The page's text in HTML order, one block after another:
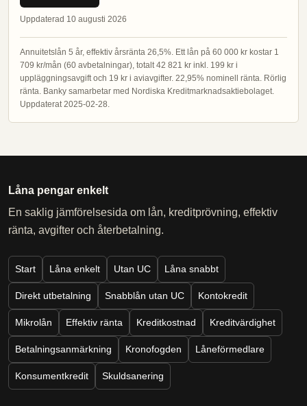
Uppdaterad 10 augusti 2026
Annuitetslån 5 år, effektiv årsränta 26,5%. Ett lån på 60 000 kr kostar 1
709 kr/mån (60 avbetalningar), totalt 42 821 kr inkl. 199 kr i
uppläggningsavgift och 19 kr i aviavgifter. 22,95% nominell ränta. Rörlig
ränta. Banky samarbetar med Nordiska Kreditmarknadsaktiebolaget.
Uppdaterat 2025-02-28.
Låna pengar enkelt
En saklig jämförelsesida om lån, kreditprövning, effektiv
ränta, avgifter och återbetalning.
Start Låna enkelt Utan UC Låna snabbt
Direkt utbetalning Snabblån utan UC Kontokredit
Mikrolån Effektiv ränta Kreditkostnad Kreditvärdighet
Betalningsanmärkning Kronofogden Låneförmedlare
Konsumentkredit Skuldsanering